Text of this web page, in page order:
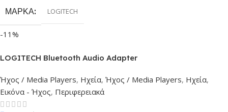
ΜΆΡΚΑ LOGITECH
-11%
LOGITECH Bluetooth Audio Adapter
Ήχος / Media Players, Ηχεία, Ήχος / Media Players, Ηχεία,
Εικόνα - Ήχος, Περιφερειακά